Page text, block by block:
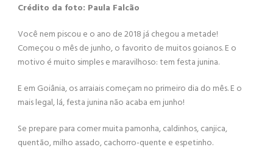
Crédito da foto: Paula Falcão
Você nem piscou e o ano de 2018 já chegou a metade!
Começou o mês de junho, o favorito de muitos goianos. E o
motivo é muito simples e maravilhoso: tem festa junina.
E em Goiânia, os arraiais começam no primeiro dia do mês. E o
mais legal, lá, festa junina não acaba em junho!
Se prepare para comer muita pamonha, caldinhos, canjica,
quentão, milho assado, cachorro-quente e espetinho.